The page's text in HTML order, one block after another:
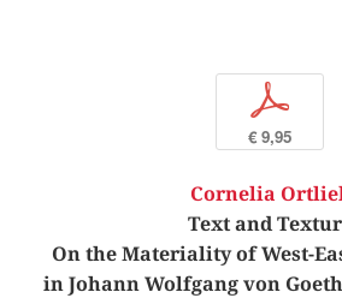
p
€ 9,95
Cornelia
Text and
On the Materiality of West-
in Johann Wolfgang von